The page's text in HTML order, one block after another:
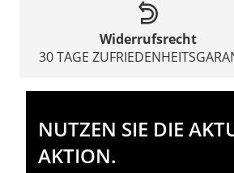
Widerrufsrecht
30 TAGE
NUTZEN SIE DIE
AKTION.